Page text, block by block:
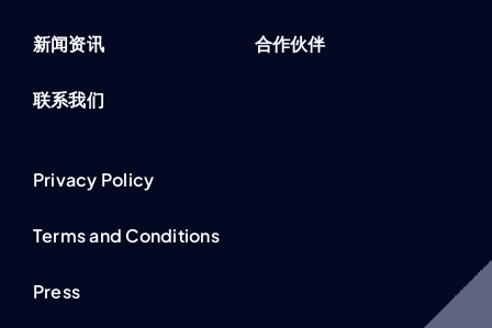
新闻资讯
联系我们
合作伙伴
Privacy Policy
Terms and Conditions
Press